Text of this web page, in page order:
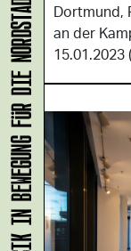
Dortmund,
an der
15.01.2023